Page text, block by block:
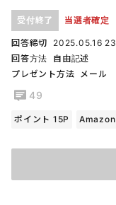
受付終了 当選者確定
回答締切
2025.05.16
回答方法
自由記述
プレゼント方法
メール
49
ポイント 15P Amazon